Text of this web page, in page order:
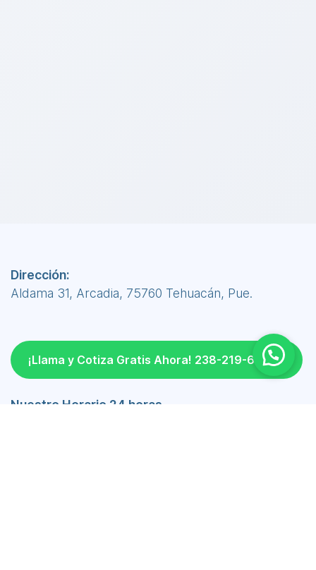
Dirección:
Aldama 31, Arcadia, 75760 Tehuacán, Pue.
¡Llama y Cotiza Gratis Ahora! 238-219-6690
Nuestro Horario 24 horas